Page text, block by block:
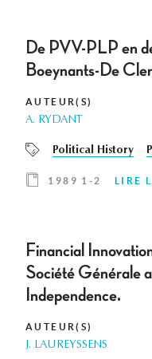
De PVV-PLP en
Boeynants-De
AUTEUR(S)
A. RYDANT
Political History
1989 1-2 LIRE
Financial
Société Générale
Independence.
AUTEUR(S)
J. LAUREYSSENS